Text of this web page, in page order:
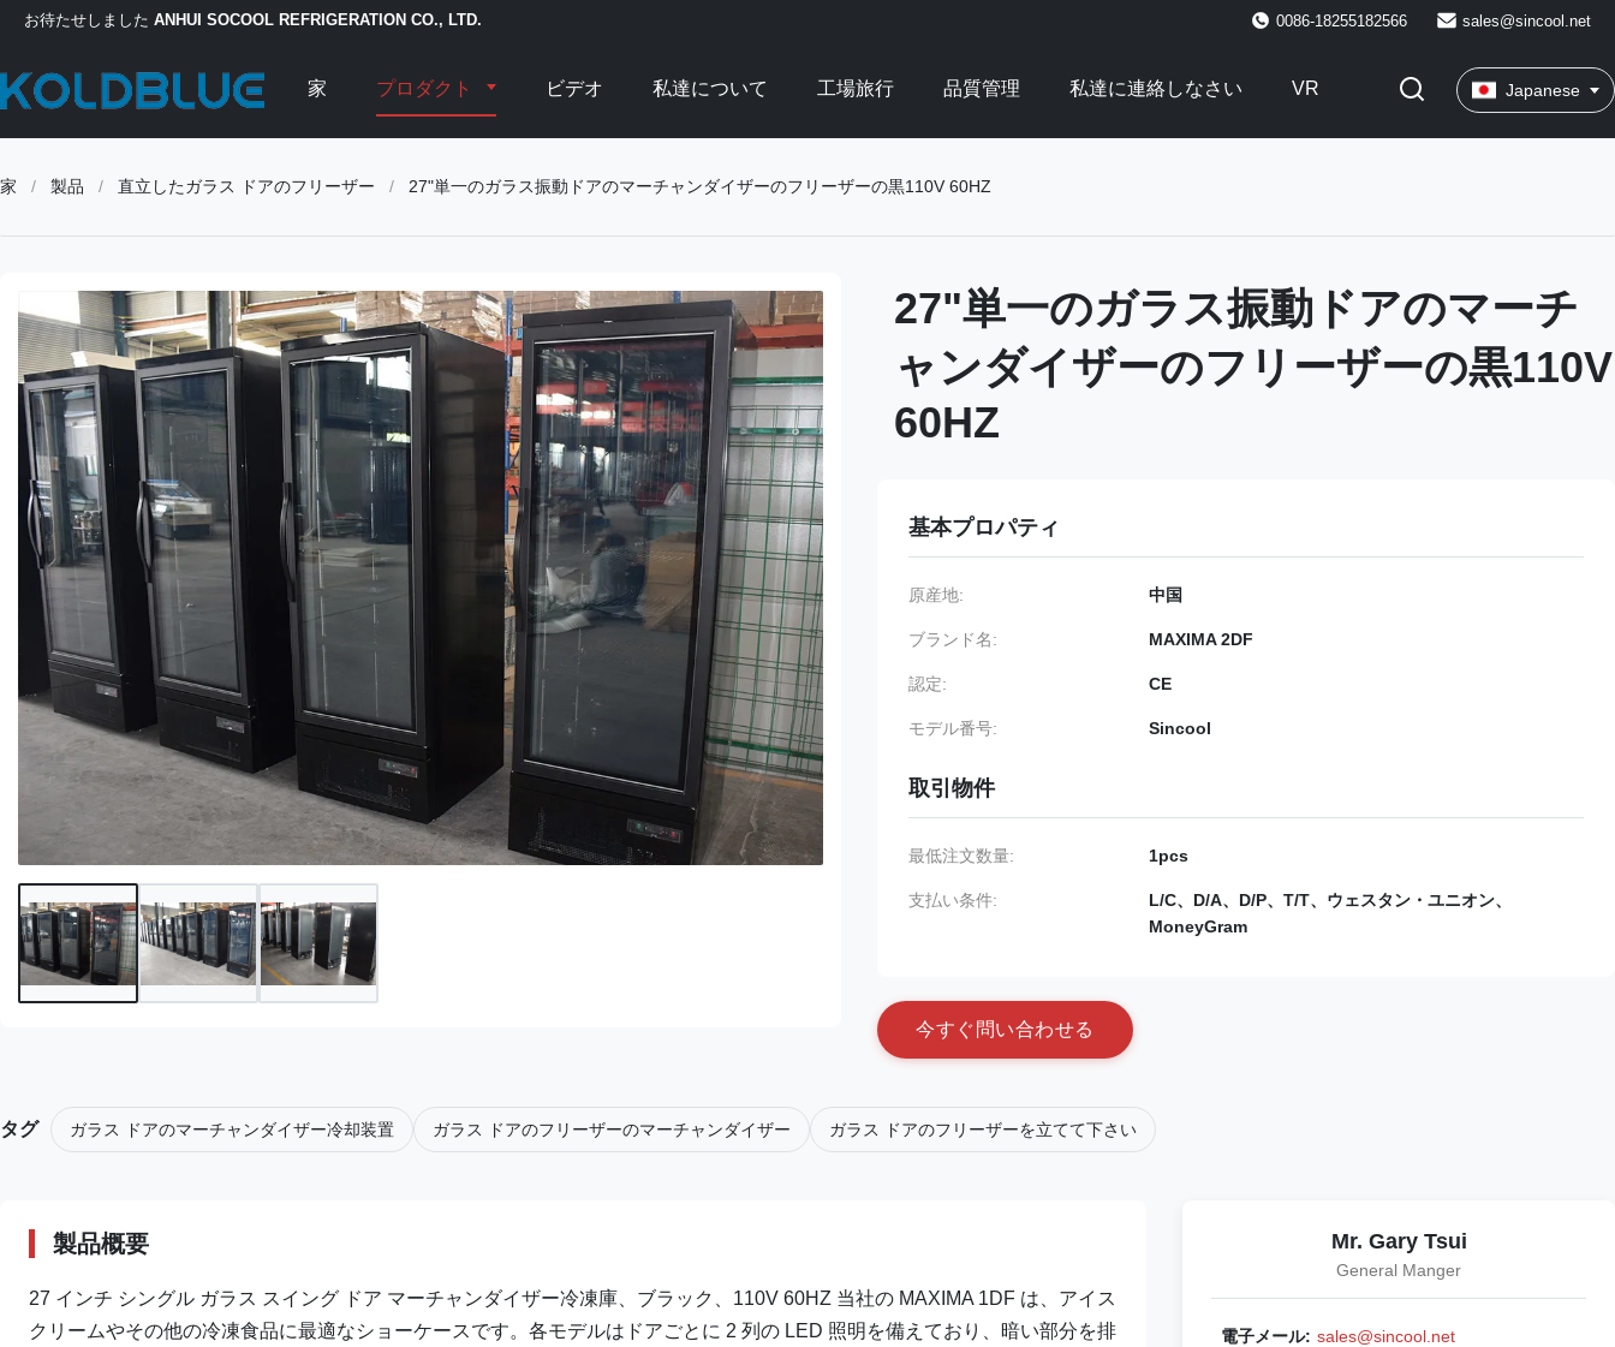
お待たせしました ANHUI SOCOOL REFRIGERATION CO., LTD. 0086-18255182566 sales@sincool.net
家 プロダクト ビデオ 私達について 工場旅行 品質管理 私達に連絡しなさい VR Japanese
家 / 製品 / 直立したガラス ドアのフリーザー / 27"単一のガラス振動ドアのマーチャンダイザーのフリーザーの黒110V 60HZ
27"単一のガラス振動ドアのマーチ
ャンダイザーのフリーザーの黒110V
60HZ
基本プロパティ
原産地: 中国
ブランド名: MAXIMA 2DF
認定: CE
モデル番号: Sincool
取引物件
最低注文数量: 1pcs
支払い条件:
L/C、D/A、D/P、T/T、ウェスタン・ユニオン、
MoneyGram
今す ぐ 問い合わせる
タグ ガラス ドアのマーチャンダイザー冷却装置 ガラス ドアのフリーザーのマーチャンダイザー ガラス ドアのフリーザーを立てて下さい
製品概要
27 インチ シングル ガラス スイング ドア マーチャンダイザー冷凍庫、ブラック、110V 60HZ 当社の MAXIMA 1DF は、アイス
クリームやその他の冷凍食品に最適なショーケースです。各モデルはドアごとに 2 列の LED 照明を備えており、暗い部分を排
Mr. Gary Tsui
General Manger
電子メール: sales@sincool.net